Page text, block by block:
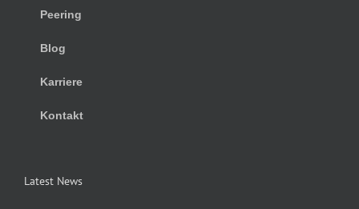
Peering
Blog
Karriere
Kontakt
Latest News